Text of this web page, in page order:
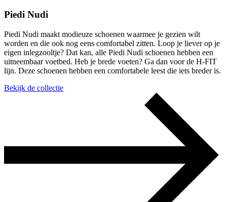
Piedi Nudi
Piedi Nudi maakt modieuze schoenen waarmee je gezien wilt
worden en die ook nog eens comfortabel zitten. Loop je liever op je
eigen inlegzooltje? Dat kan, alle Piedi Nudi schoenen hebben een
uitneembaar voetbed. Heb je brede voeten? Ga dan voor de H-FIT
lijn. Deze schoenen hebben een comfortabele leest die iets breder is.
Bekijk de collectie